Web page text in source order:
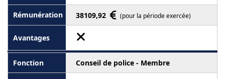
38109,92 (pour la période exercée)
Conseil de police - Membre